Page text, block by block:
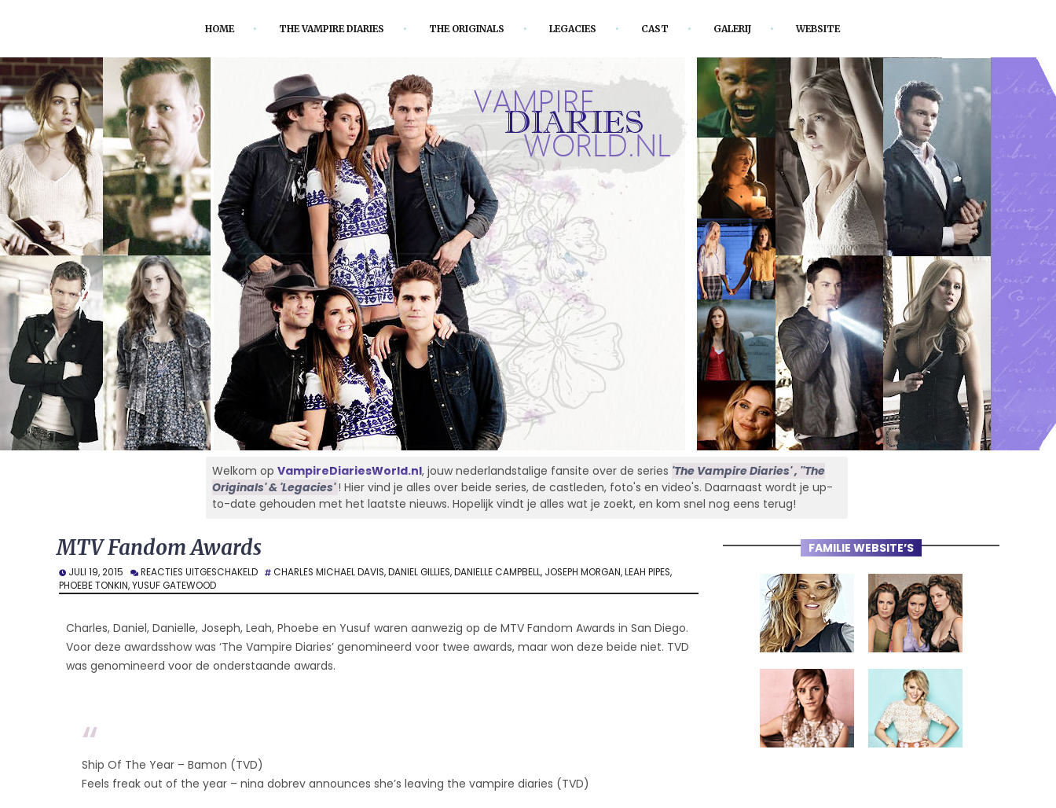
HOME THE VAMPIRE DIARIES THE ORIGINALS LEGACIES CAST GALERIJ WEBSITE
Welkom op VampireDiariesWorld.nl, jouw nederlandstalige fansite over de series 'The Vampire Diaries' , ''The
Originals' & 'Legacies'! Hier vind je alles over beide series, de castleden, foto's en video's. Daarnaast wordt je up-
to-date gehouden met het laatste nieuws. Hopelijk vindt je alles wat je zoekt, en kom snel nog eens terug!
FAMILIE WEBSITE’S
MTV Fandom Awards
JULI 19, 2015 REACTIES UITGESCHAKELDVOOR
FANDOM
CHARLES MICHAEL DAVIS,DANIEL GILLIES,DANIELLE CAMPBELL, JOSEPH MORGAN,LEAH PIPES,
PHOEBE TONKIN,YUSUF GATEWOOD
Charles, Daniel, Danielle, Joseph, Leah, Phoebe en Yusuf waren aanwezig op de MTV Fandom Awards in San Diego.
Voor deze awardsshow was ‘The Vampire Diaries’ genomineerd voor twee awards, maar won deze beide niet. TVD
was genomineerd voor de onderstaande awards.
Ship Of The Year – Bamon (TVD)
Feels freak out of the year – nina dobrev announces she’s leaving the vampire diaries (TVD)